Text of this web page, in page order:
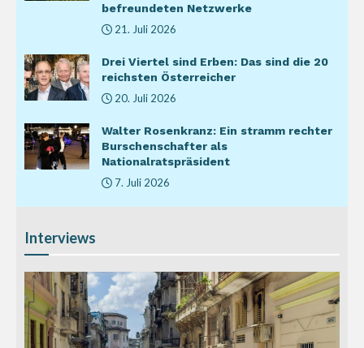
befreundeten Netzwerke
21. Juli 2026
Drei Viertel sind Erben: Das sind die 20
reichsten Österreicher
20. Juli 2026
Walter Rosenkranz: Ein stramm rechter
Burschenschafter als
Nationalratspräsident
7. Juli 2026
Interviews